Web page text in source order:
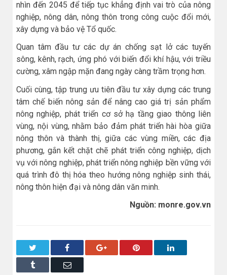
nhìn đến 2045 để tiếp tục khẳng định vai trò của nông
nghiệp, nông dân, nông thôn trong công cuộc đổi mới,
xây dựng và bảo vệ Tổ quốc.
Quan tâm đầu tư các dự án chống sạt lở các tuyến
sông, kênh, rạch, ứng phó với biến đổi khí hậu, với triều
cường, xâm ngập mặn đang ngày càng trầm trọng hơn.
Cuối cùng, tập trung ưu tiên đầu tư xây dựng các trung
tâm chế biến nông sản để nâng cao giá trị sản phẩm
nông nghiệp, phát triển cơ sở hạ tầng giao thông liên
vùng, nội vùng, nhằm bảo đảm phát triển hài hòa giữa
nông thôn và thành thị, giữa các vùng miền, các địa
phương, gắn kết chặt chẽ phát triển công nghiệp, dịch
vụ với nông nghiệp, phát triển nông nghiệp bền vững với
quá trình đô thị hóa theo hướng nông nghiệp sinh thái,
nông thôn hiện đại và nông dân văn minh.
Nguồn: monre.gov.vn
Facebook Google+ Pinterest LinkedIn
Tumblr Email